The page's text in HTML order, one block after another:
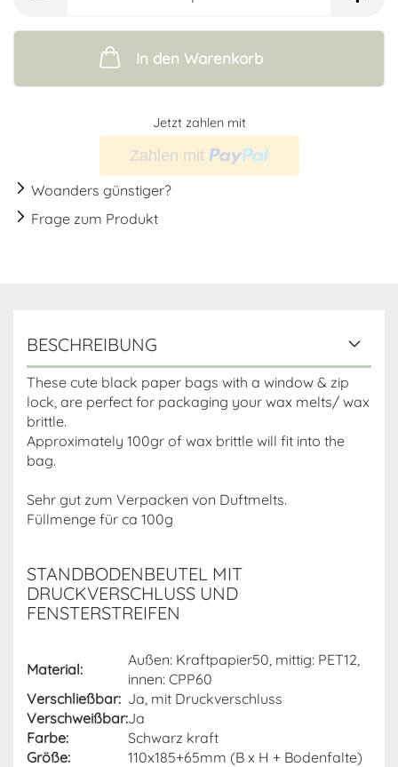
In den Warenkorb
Jetzt zahlen mit
Woanders günstiger?
Frage zum Produkt
BESCHREIBUNG
These cute black paper bags with a window & zip
lock, are perfect for packaging your wax melts/ wax
brittle.
Approximately 100gr of wax brittle will fit into the
bag.
Sehr gut zum Verpacken von Duftmelts.
Füllmenge für ca 100g
STANDBODENBEUTEL MIT
DRUCKVERSCHLUSS UND
FENSTERSTREIFEN
Material:
Außen: Kraftpapier50, mittig: PET12,
innen: CPP60
Verschließbar: Ja, mit Druckverschluss
Verschweißbar:Ja
Farbe:
Schwarz kraft
Größe:
110x185+65mm (B x H + Bodenfalte)